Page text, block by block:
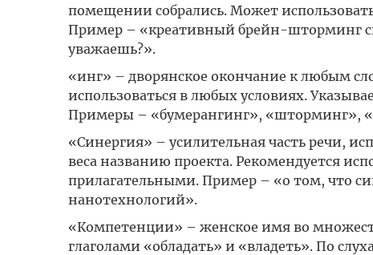
помещении собрались. Может
Пример – «креативный брейн-шторминг
уважаешь?».
«инг» – дворянское окончание к любым
использоваться в любых условиях.
Примеры – «бумерангинг», «шторминг»,
«Синергия» – усилительная часть речи,
веса названию проекта. Рекомендуется
прилагательными. Пример – «о том, что
нанотехнологий».
«Компетенции» – женское имя во
глаголами «обладать» и «владеть». По